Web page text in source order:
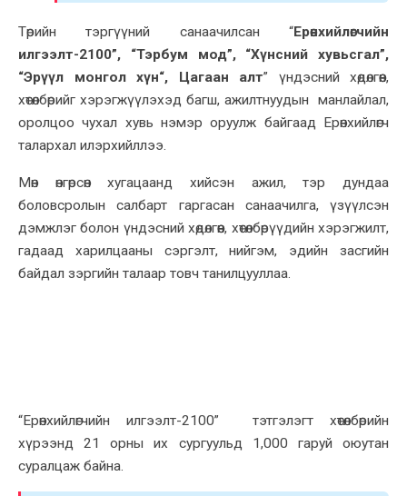
Төрийн тэргүүний санаачилсан “Ерөнхийлөгчийн
илгээлт-2100”, “Тэрбум мод”, “Хүнсний хувьсгал”,
“Эрүүл монгол хүн“, Цагаан алт” үндэсний хөдөлгөөн,
хөтөлбөрийг хэрэгжүүлэхэд багш, ажилтнуудын манлайлал,
оролцоо чухал хувь нэмэр оруулж байгаад Ерөнхийлөгч
талархал илэрхийллээ.
Мөн өнгөрсөн хугацаанд хийсэн ажил, тэр дундаа
боловсролын салбарт гаргасан санаачилга, үзүүлсэн
дэмжлэг болон үндэсний хөдөлгөөн, хөтөлбөрүүдийн хэрэгжилт,
гадаад харилцааны сэргэлт, нийгэм, эдийн засгийн
байдал зэргийн талаар товч танилцууллаа.
“Ерөнхийлөгчийн илгээлт-2100” тэтгэлэгт хөтөлбөрийн
хүрээнд 21 орны их сургуульд 1,000 гаруй оюутан
суралцаж байна.